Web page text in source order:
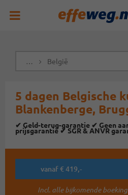
… België
5 dagen Belgische
Blankenberge,
✔ Geld-terug-garantie ✔ Geen
prijsgarantie ✔ SGR & ANVR
vanaf € 419,-
Incl. alle bijkomende